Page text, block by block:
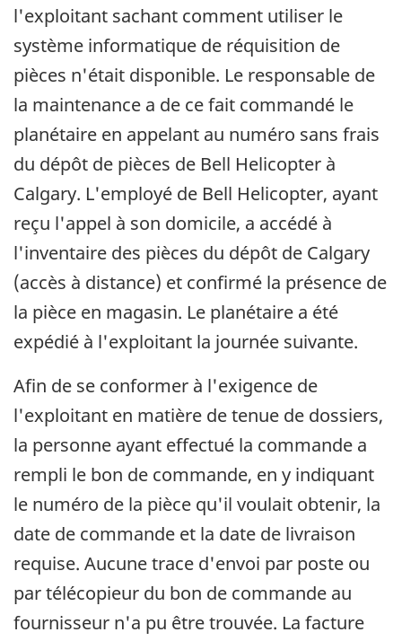
l'exploitant sachant comment utiliser le
système informatique de réquisition de
pièces n'était disponible. Le responsable de
la maintenance a de ce fait commandé le
planétaire en appelant au numéro sans frais
du dépôt de pièces de Bell Helicopter à
Calgary. L'employé de Bell Helicopter, ayant
reçu l'appel à son domicile, a accédé à
l'inventaire des pièces du dépôt de Calgary
(accès à distance) et confirmé la présence de
la pièce en magasin. Le planétaire a été
expédié à l'exploitant la journée suivante.
Afin de se conformer à l'exigence de
l'exploitant en matière de tenue de dossiers,
la personne ayant effectué la commande a
rempli le bon de commande, en y indiquant
le numéro de la pièce qu'il voulait obtenir, la
date de commande et la date de livraison
requise. Aucune trace d'envoi par poste ou
par télécopieur du bon de commande au
fournisseur n'a pu être trouvée. La facture